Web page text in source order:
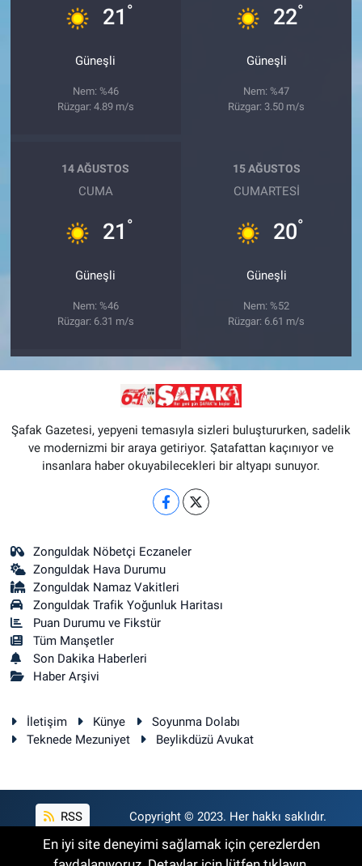
21 °
Güneşli
Nem: %46
Rüzgar: 4.89 m/s
22°
Güneşli
Nem: %47
Rüzgar: 3.50 m/s
14 AĞUSTOS
CUMA
21 °
Güneşli
Nem: %46
Rüzgar: 6.31 m/s
15 AĞUSTOS
CUMARTESI
20°
Güneşli
Nem: %52
Rüzgar: 6.61 m/s
Şafak Gazetesi, yepyeni temasıyla sizleri buluştururken, sadelik
ve modernizmi bir araya getiriyor. Şatafattan kaçınıyor ve
insanlara haber okuyabilecekleri bir altyapı sunuyor.
Zonguldak Nöbetçi Eczaneler
Zonguldak Hava Durumu
Zonguldak Namaz Vakitleri
Zonguldak Trafik Yoğunluk Haritası
Puan Durumu ve Fikstür
Tüm Manşetler
Son Dakika Haberleri
Haber Arşivi
İletişim Künye
Soyunma Dolabı
Teknede Mezuniyet
Beylikdüzü Avukat
RSS Copyright © 2023. Her hakkı saklıdır.
En iyi site deneyimi sağlamak için çerezlerden